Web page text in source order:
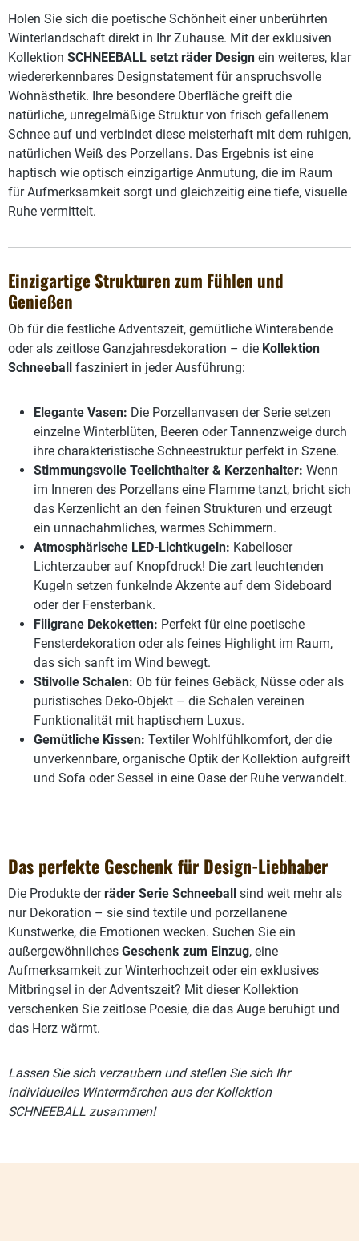
Holen Sie sich die poetische Schönheit einer unberührten
Winterlandschaft direkt in Ihr Zuhause. Mit der exklusiven
Kollektion SCHNEEBALL setzt räder Design ein weiteres, klar
wiedererkennbares Designstatement für anspruchsvolle
Wohnästhetik. Ihre besondere Oberfläche greift die
natürliche, unregelmäßige Struktur von frisch gefallenem
Schnee auf und verbindet diese meisterhaft mit dem ruhigen,
natürlichen Weiß des Porzellans. Das Ergebnis ist eine
haptisch wie optisch einzigartige Anmutung, die im Raum
für Aufmerksamkeit sorgt und gleichzeitig eine tiefe, visuelle
Ruhe vermittelt.
Einzigartige Strukturen zum Fühlen und
Genießen
Ob für die festliche Adventszeit, gemütliche Winterabende
oder als zeitlose Ganzjahresdekoration – die Kollektion
Schneeball
fasziniert in jeder Ausführung:
Elegante Vasen: Die Porzellanvasen der Serie setzen
einzelne Winterblüten, Beeren oder Tannenzweige durch
ihre charakteristische Schneestruktur perfekt in Szene.
Stimmungsvolle Teelichthalter & Kerzenhalter: Wenn
im Inneren des Porzellans eine Flamme tanzt, bricht sich
das Kerzenlicht an den feinen Strukturen und erzeugt
ein unnachahmliches, warmes Schimmern.
Atmosphärische LED-Lichtkugeln: Kabelloser
Lichterzauber auf Knopfdruck! Die zart leuchtenden
Kugeln setzen funkelnde Akzente auf dem Sideboard
oder der Fensterbank.
Filigrane Dekoketten: Perfekt für eine poetische
Fensterdekoration oder als feines Highlight im Raum,
das sich sanft im Wind bewegt.
Stilvolle Schalen: Ob für feines Gebäck, Nüsse oder als
puristisches Deko-Objekt – die Schalen vereinen
Funktionalität mit haptischem Luxus.
Gemütliche Kissen: Textiler Wohlfühlkomfort, der die
unverkennbare, organische Optik der Kollektion aufgreift
und Sofa oder Sessel in eine Oase der Ruhe verwandelt.
Das perfekte Geschenk für Design-Liebhaber
Die Produkte derräder Serie Schneeball
sind weit mehr als
nur Dekoration – sie sind textile und porzellanene
Kunstwerke, die Emotionen wecken. Suchen Sie ein
außergewöhnliches Geschenk zum Einzug, eine
Aufmerksamkeit zur Winterhochzeit oder ein exklusives
Mitbringsel in der Adventszeit? Mit dieser Kollektion
verschenken Sie zeitlose Poesie, die das Auge beruhigt und
das Herz wärmt.
Lassen Sie sich verzaubern und stellen Sie sich Ihr
individuelles Wintermärchen aus der Kollektion
SCHNEEBALL zusammen!